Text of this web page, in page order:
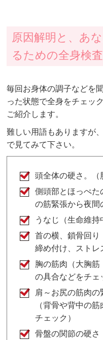
原因解明と、あ
るための全身検査
毎回お身体の調子などを
った状態で全身をチェッ
ご紹介します。
難しい用語もありますが
で見てみて下さい。
頭全体の硬さ。（
側頭部とほっぺた
の筋緊張から夜間
うなじ（生命維持
首の横、鎖骨回り
締め付け、ストレ
胸の筋肉（大胸
の具合などをチェ
肩～お尻の筋肉
（背骨や背中の
チェック）
骨盤の関節の硬さ